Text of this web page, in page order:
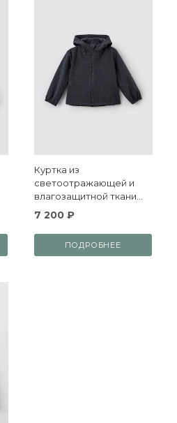
Куртка из
светоотражающей и
влагозащитной ткани
софтшелл на молнии и с
7 200 ₽
ПОДРОБНЕЕ